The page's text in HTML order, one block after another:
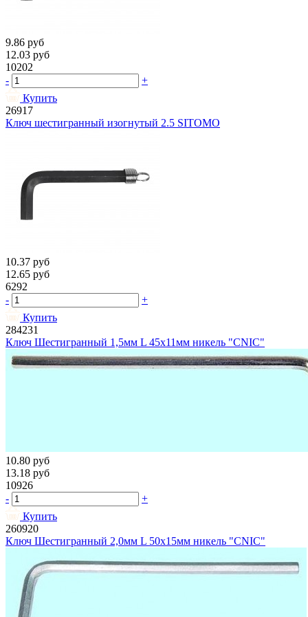
9.86 руб
12.03 руб
10202
-
+
Купить
26917
Ключ шестигранный изогнутый 2.5 SITOMO
10.37 руб
12.65 руб
6292
-
+
Купить
284231
Ключ Шестигранный 1,5мм L 45х11мм никель "CNIC"
10.80 руб
13.18 руб
10926
-
+
Купить
260920
Ключ Шестигранный 2,0мм L 50х15мм никель "CNIC"